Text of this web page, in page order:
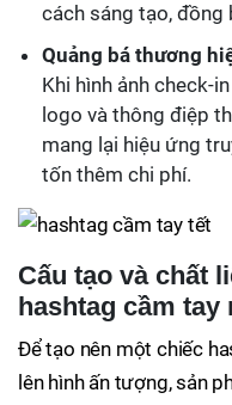
cách sáng tạo, đồng
Quảng bá thương
Khi hình ảnh check-
logo và thông điệp
mang lại hiệu ứng
tốn thêm chi phí.
Cấu tạo và chất
hashtag cầm tay
Để tạo nên một chiếc
lên hình ấn tượng, sản